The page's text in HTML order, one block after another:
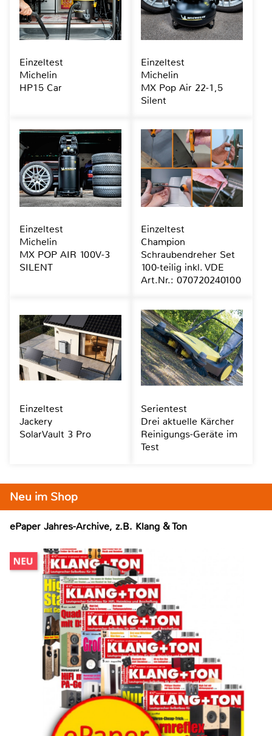
Neu im Shop
ePaper Jahres-Archive, z.B. Klang & Ton
Einzeltest
Michelin
HP15 Car
Einzeltest
Michelin
MX Pop Air 22-1,5
Silent
Einzeltest
Michelin
MX POP AIR 100V-3
SILENT
Einzeltest
Champion
Schraubendreher Set
100-teilig inkl. VDE
Art.Nr.: 070720240100
Einzeltest
Jackery
SolarVault 3 Pro
Serientest
Drei aktuelle Kärcher
Reinigungs-Geräte im
Test